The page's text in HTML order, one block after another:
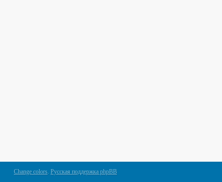
Change colors. Русская поддержка phpBB